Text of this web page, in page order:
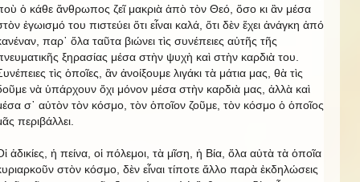
ὁ κάθε ἄνθρωπος ζεῖ μακριὰ ἀπὸ τὸν Θεό, ὅσο κι ἂν μέσα
ἐγωισμό του πιστεύει ὅτι εἶναι καλά, ὅτι δὲν ἔχει ἀνάγκη ἀπό
παρ᾿ ὅλα ταῦτα βιώνει τὶς συνέπειες αὐτῆς τῆς
ξηρασίας μέσα στὴν ψυχὴ καὶ στὴν καρδιὰ του.
τὶς ὁποῖες, ἂν ἀνοίξουμε λιγάκι τὰ μάτια μας, θὰ τὶς
νὰ ὑπάρχουν ὄχι μόνον μέσα στὴν καρδιὰ μας, ἀλλὰ καὶ
σ᾿ αὐτὸν τὸν κόσμο, τὸν ὁποῖον ζοῦμε, τὸν κόσμο ὁ ὁποῖος
περιβάλλει.
ἀδικίες, ἡ πείνα, οἱ πόλεμοι, τὰ μῖση, ἡ Βία, ὅλα αὐτὰ τὰ ὁποῖα
στὸν κόσμο, δὲν εἶναι τίποτε ἄλλο παρὰ ἐκδηλώσεις